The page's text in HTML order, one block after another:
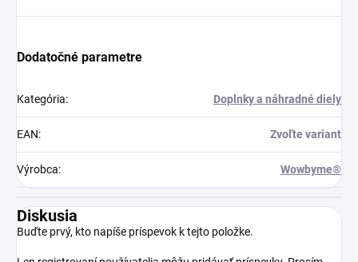
Dodatočné parametre
Kategória: Doplnky a náhradné diely
EAN: Zvoľte variant
Výrobca: Wowbyme®
Diskusia
Buďte prvý, kto napíše príspevok k tejto položke.